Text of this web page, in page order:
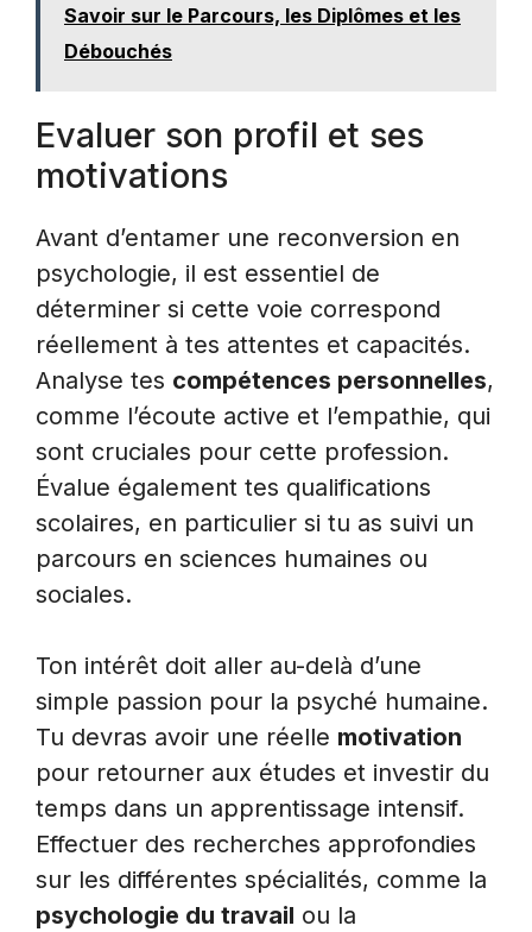
Savoir sur le Parcours, les Diplômes et les
Débouchés
Evaluer son profil et ses
motivations
Avant d’entamer une reconversion en
psychologie, il est essentiel de
déterminer si cette voie correspond
réellement à tes attentes et capacités.
Analyse tes compétences personnelles,
comme l’écoute active et l’empathie, qui
sont cruciales pour cette profession.
Évalue également tes qualifications
scolaires, en particulier si tu as suivi un
parcours en sciences humaines ou
sociales.
Ton intérêt doit aller au-delà d’une
simple passion pour la psyché humaine.
Tu devras avoir une réelle motivation
pour retourner aux études et investir du
temps dans un apprentissage intensif.
Effectuer des recherches approfondies
sur les différentes spécialités, comme la
psychologie du travail ou la